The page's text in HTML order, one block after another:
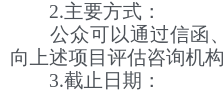
2.主要方式：
公众可以通过信函、
向上述项目评估咨询机
3.截止日期：